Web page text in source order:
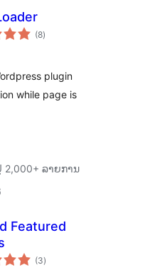
(8ຄະແນນ
ທັງໝົດ
)
plugin
while page is
2,000+ ລາຍການ
Featured
(3ຄະແນນ
ທັງໝົດ
)